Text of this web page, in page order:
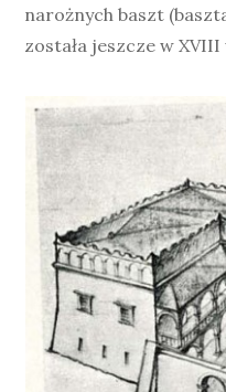
narożnych baszt
została jeszcze w XVIII